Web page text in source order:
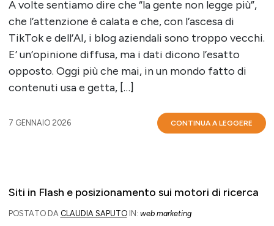
A volte sentiamo dire che “la gente non legge più”,
che l’attenzione è calata e che, con l’ascesa di
TikTok e dell’AI, i blog aziendali sono troppo vecchi.
E’ un’opinione diffusa, ma i dati dicono l’esatto
opposto. Oggi più che mai, in un mondo fatto di
contenuti usa e getta, […]
7 GENNAIO 2026 CONTINUA A LEGGERE
Siti in Flash e posizionamento sui motori di ricerca
POSTATO DA CLAUDIA SAPUTOIN: web marketing